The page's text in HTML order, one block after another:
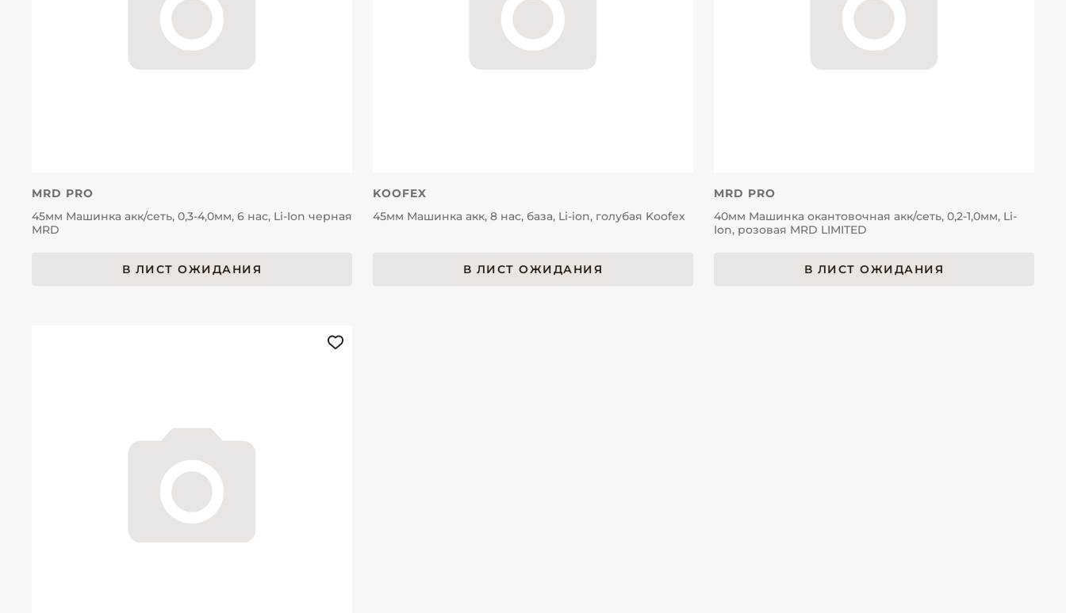
MRD PRO
45мм Машинка акк/сеть, 0,3-4,0мм, 6 нас, Li-Ion черная
MRD
В ЛИСТ ОЖИДАНИЯ
KOOFEX
45мм Машинка акк, 8 нас, база, Li-ion, голубая Koofex
В ЛИСТ ОЖИДАНИЯ
MRD PRO
40мм Машинка окантовочная акк/сеть, 0,2-1,0мм, Li-
Ion, розовая MRD LIMITED
В ЛИСТ ОЖИДАНИЯ